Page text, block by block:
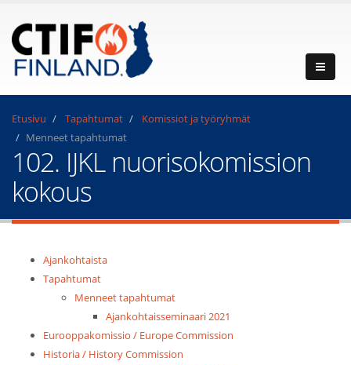
Etusivu Tapahtumat
Komissiot ja työryhmät
Menneet tapahtumat
102. IJKL nuorisokomission
kokous
Ajankohtaista
Tapahtumat
Menneet tapahtumat
Ajankohtaisseminaari 2021
Eurooppakomissio / Europe Commission
Historia / History Commission